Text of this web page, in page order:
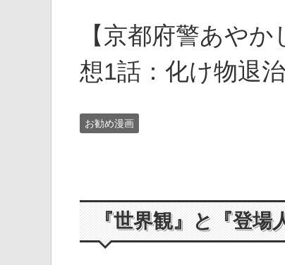
【京都府警あや
想1話：化け物退
お勧め漫画
『世界観』と『登場